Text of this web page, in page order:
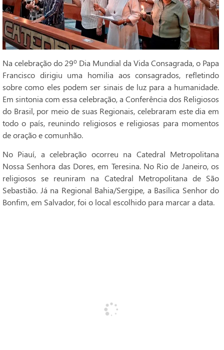
Na celebração do 29º Dia Mundial da Vida Consagrada, o Papa
Francisco dirigiu uma homilia aos consagrados, refletindo
sobre como eles podem ser sinais de luz para a humanidade.
Em sintonia com essa celebração, a Conferência dos Religiosos
do Brasil, por meio de suas Regionais, celebraram este dia em
todo o país, reunindo religiosos e religiosas para momentos
de oração e comunhão.
No Piauí, a celebração ocorreu na Catedral Metropolitana
Nossa Senhora das Dores, em Teresina. No Rio de Janeiro, os
religiosos se reuniram na Catedral Metropolitana de São
Sebastião. Já na Regional Bahia/Sergipe, a Basílica Senhor do
Bonfim, em Salvador, foi o local escolhido para marcar a data.